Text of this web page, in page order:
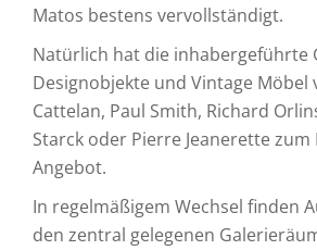
Matos bestens vervollständigt.
Natürlich hat die inhabergeführte
Designobjekte und Vintage Möbel
Cattelan, Paul Smith, Richard
Starck oder Pierre Jeanerette zum
Angebot.
In regelmäßigem Wechsel finden
den zentral gelegenen